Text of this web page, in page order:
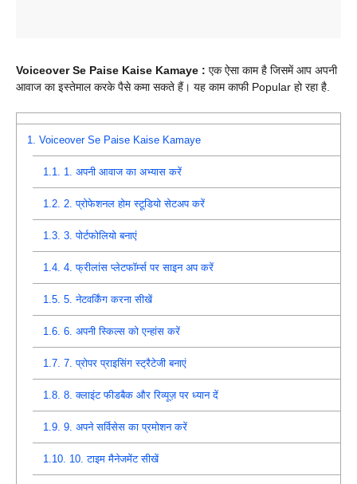
Voiceover Se Paise Kaise Kamaye : एक ऐसा काम है जिसमें आप अपनी
आवाज का इस्तेमाल करके पैसे कमा सकते हैं। यह काम काफी Popular हो रहा है.
1. Voiceover Se Paise Kaise Kamaye
1.1. 1. अपनी आवाज का अभ्यास करें
1.2. 2. प्रोफेशनल होम स्टूडियो सेटअप करें
1.3. 3. पोर्टफोलियो बनाएं
1.4. 4. फ्रीलांस प्लेटफॉर्म्स पर साइन अप करें
1.5. 5. नेटवर्किंग करना सीखें
1.6. 6. अपनी स्किल्स को एन्हांस करें
1.7. 7. प्रोपर प्राइसिंग स्ट्रैटेजी बनाएं
1.8. 8. क्लाइंट फीडबैक और रिव्यूज़ पर ध्यान दें
1.9. 9. अपने सर्विसेस का प्रमोशन करें
1.10. 10. टाइम मैनेजमेंट सीखें